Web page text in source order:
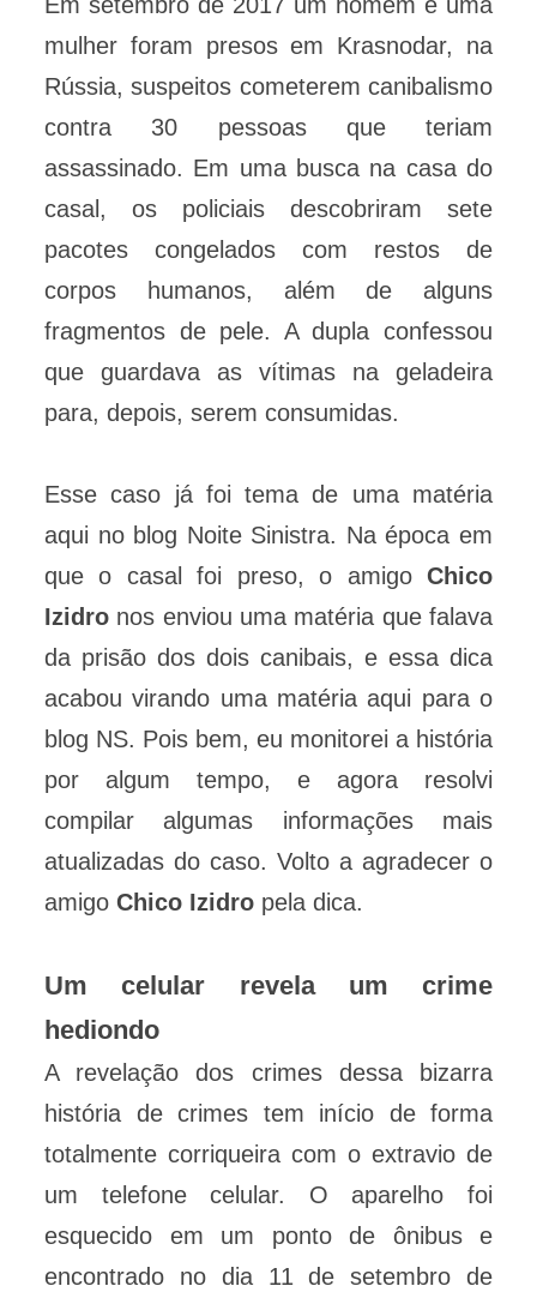
mulher foram presos em Krasnodar, na
Rússia, suspeitos cometerem canibalismo
contra 30 pessoas que teriam
assassinado. Em uma busca na casa do
casal, os policiais descobriram sete
pacotes congelados com restos de
corpos humanos, além de alguns
fragmentos de pele. A dupla confessou
que guardava as vítimas na geladeira
para, depois, serem consumidas.
Esse caso já foi tema de uma matéria
aqui no blog Noite Sinistra. Na época em
que o casal foi preso, o amigo Chico
Izidro nos enviou uma matéria que falava
da prisão dos dois canibais, e essa dica
acabou virando uma matéria aqui para o
blog NS. Pois bem, eu monitorei a história
por algum tempo, e agora resolvi
compilar algumas informações mais
atualizadas do caso. Volto a agradecer o
amigo Chico Izidro pela dica.
Um celular revela um crime
hediondo
A revelação dos crimes dessa bizarra
história de crimes tem início de forma
totalmente corriqueira com o extravio de
um telefone celular. O aparelho foi
esquecido em um ponto de ônibus e
encontrado no dia 11 de setembro de